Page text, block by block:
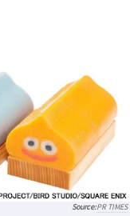
PR TIMES